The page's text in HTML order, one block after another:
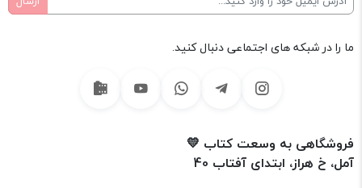
ما را در شبکه های اجتماعی دنبال کنید.
فروشگاهی به وسعت کتاب 💛
آمل، خ هراز، ابتدای آفتاب 40